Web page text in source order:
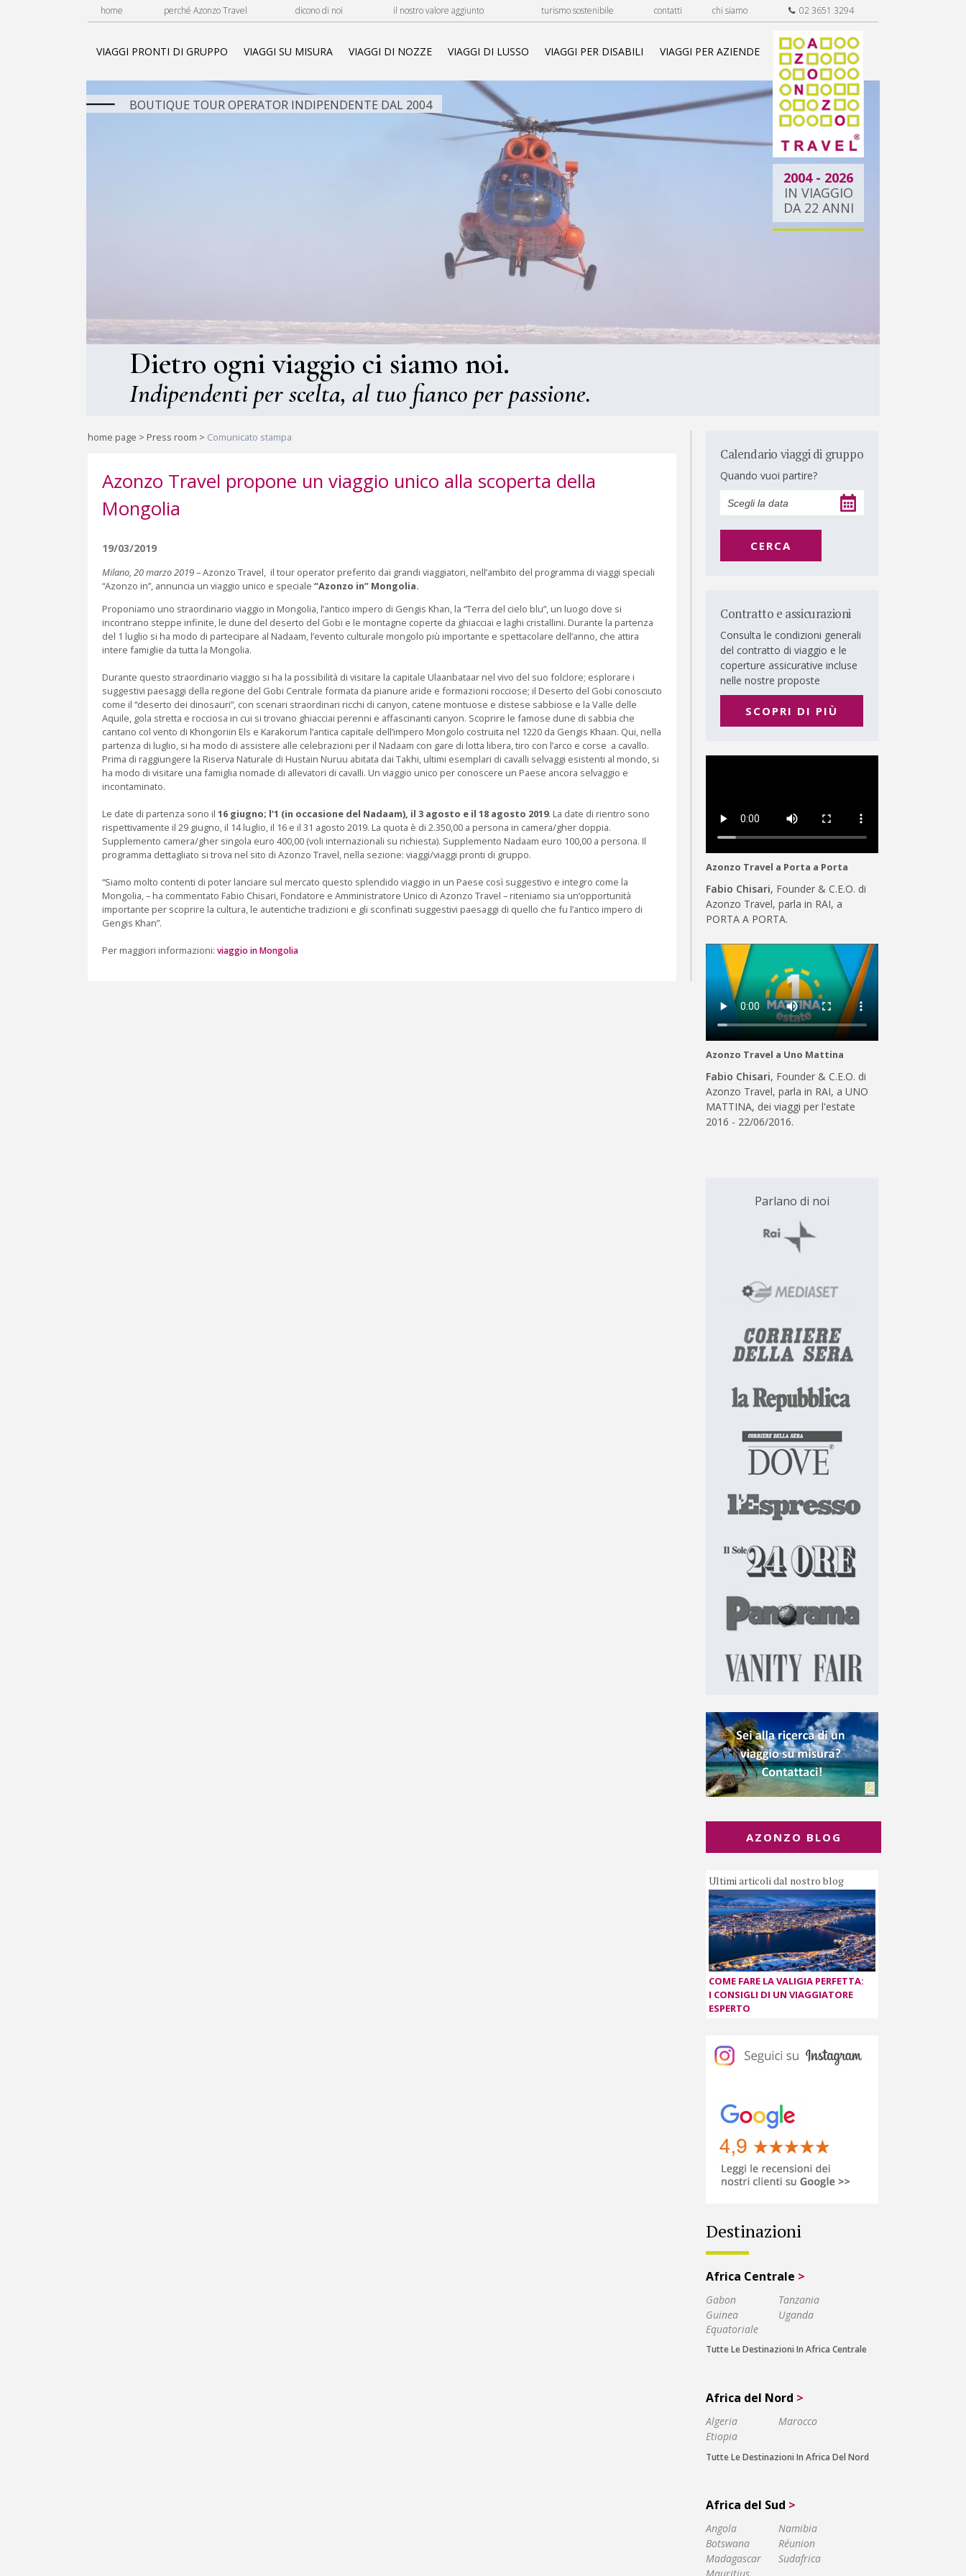
home perché Azonzo Travel dicono di noi il nostro valore aggiunto turismo sostenibile contatti chi siamo 02 3651 3294
VIAGGI PRONTI DI GRUPPO VIAGGI SU MISURA VIAGGI DI NOZZE VIAGGI DI LUSSO VIAGGI PER DISABILI VIAGGI PER AZIENDE
2004 - 2026
IN VIAGGIO
DA 22 ANNI
BOUTIQUE TOUR OPERATOR INDIPENDENTE DAL 2004
Dietro ogni viaggio ci siamo noi.
Indipendenti per scelta, al tuo fianco per passione.
home page > Press room > Comunicato stampa
Azonzo Travel propone un viaggio unico alla scoperta della
Mongolia
19/03/2019
Milano, 20 marzo 2019 – Azonzo Travel, il tour operator preferito dai grandi viaggiatori, nell’ambito del programma di viaggi speciali
“Azonzo in”, annuncia un viaggio unico e speciale “Azonzo in” Mongolia.
Proponiamo uno straordinario viaggio in Mongolia, l’antico impero di Gengis Khan, la “Terra del cielo blu”, un luogo dove si
incontrano steppe infinite, le dune del deserto del Gobi e le montagne coperte da ghiacciai e laghi cristallini. Durante la partenza
del 1 luglio si ha modo di partecipare al Nadaam, l’evento culturale mongolo più importante e spettacolare dell’anno, che attira
intere famiglie da tutta la Mongolia.
Durante questo straordinario viaggio si ha la possibilità di visitare la capitale Ulaanbataar nel vivo del suo folclore; esplorare i
suggestivi paesaggi della regione del Gobi Centrale formata da pianure aride e formazioni rocciose; il Deserto del Gobi conosciuto
come il “deserto dei dinosauri”, con scenari straordinari ricchi di canyon, catene montuose e distese sabbiose e la Valle delle
Aquile, gola stretta e rocciosa in cui si trovano ghiacciai perenni e affascinanti canyon. Scoprire le famose dune di sabbia che
cantano col vento di Khongoriin Els e Karakorum l’antica capitale dell’impero Mongolo costruita nel 1220 da Gengis Khaan. Qui, nella
partenza di luglio, si ha modo di assistere alle celebrazioni per il Nadaam con gare di lotta libera, tiro con l’arco e corse a cavallo.
Prima di raggiungere la Riserva Naturale di Hustain Nuruu abitata dai Takhi, ultimi esemplari di cavalli selvaggi esistenti al mondo, si
ha modo di visitare una famiglia nomade di allevatori di cavalli. Un viaggio unico per conoscere un Paese ancora selvaggio e
incontaminato.
Le date di partenza sono il 16 giugno; l’1 (in occasione del Nadaam), il 3 agosto e il 18 agosto 2019. La date di rientro sono
rispettivamente il 29 giugno, il 14 luglio, il 16 e il 31 agosto 2019. La quota è di 2.350,00 a persona in camera/gher doppia.
Supplemento camera/gher singola euro 400,00 (voli internazionali su richiesta). Supplemento Nadaam euro 100,00 a persona. Il
programma dettagliato si trova nel sito di Azonzo Travel, nella sezione: viaggi/viaggi pronti di gruppo.
“Siamo molto contenti di poter lanciare sul mercato questo splendido viaggio in un Paese così suggestivo e integro come la
Mongolia, – ha commentato Fabio Chisari, Fondatore e Amministratore Unico di Azonzo Travel – riteniamo sia un’opportunità
importante per scoprire la cultura, le autentiche tradizioni e gli sconfinati suggestivi paesaggi di quello che fu l’antico impero di
Gengis Khan”.
Per maggiori informazioni: viaggio in Mongolia
Calendario viaggi di gruppo
Quando vuoi partire?
CERCA
Contratto e assicurazioni
Consulta le condizioni generali
del contratto di viaggio e le
coperture assicurative incluse
nelle nostre proposte
SCOPRI DI PIÙ
Azonzo Travel a Porta a Porta
Fabio Chisari, Founder & C.E.O. di
Azonzo Travel, parla in RAI, a
PORTA A PORTA.
Azonzo Travel a Uno Mattina
Fabio Chisari, Founder & C.E.O. di
Azonzo Travel, parla in RAI, a UNO
MATTINA, dei viaggi per l'estate
2016 - 22/06/2016.
Parlano di noi
AZONZO BLOG
Ultimi articoli dal nostro blog
COME FARE LA VALIGIA PERFETTA:
I CONSIGLI DI UN VIAGGIATORE
ESPERTO
Destinazioni
Africa Centrale >
Gabon
Guinea
Equatoriale
Tanzania
Uganda
Tutte Le Destinazioni In Africa Centrale
Africa del Nord >
Algeria
Etiopia
Marocco
Tutte Le Destinazioni In Africa Del Nord
Africa del Sud >
Angola
Botswana
Madagascar
Namibia
Réunion
Sudafrica